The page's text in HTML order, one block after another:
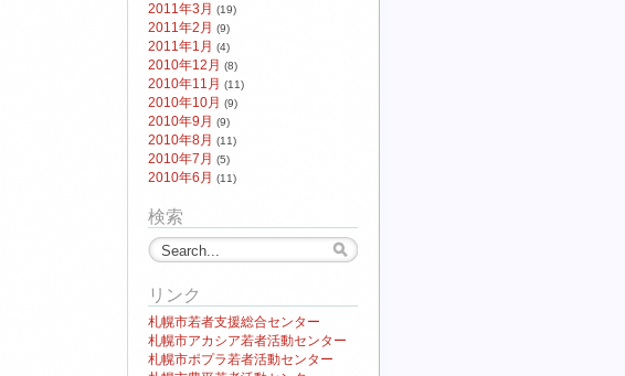
2011年3月 (19)
2011年2月 (9)
2011年1月 (4)
2010年12月 (8)
2010年11月 (11)
2010年10月 (9)
2010年9月 (9)
2010年8月 (11)
2010年7月 (5)
2010年6月 (11)
検索
リンク
札幌市若者支援総合センター
札幌市アカシア若者活動センター
札幌市ポプラ若者活動センター